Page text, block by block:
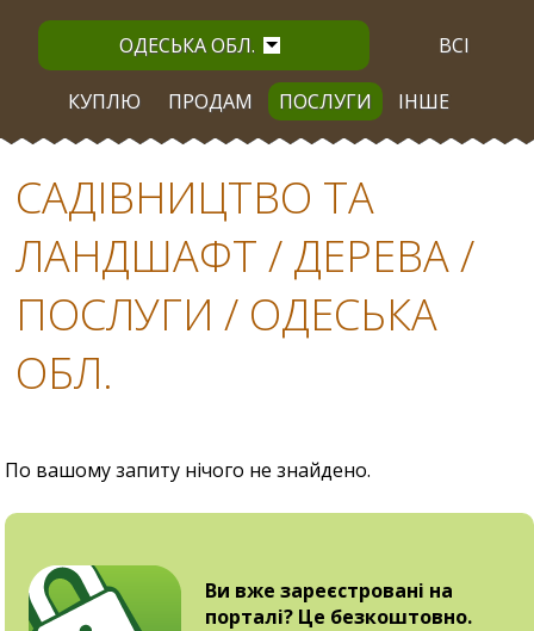
ОДЕСЬКА ОБЛ. ВСІ
КУПЛЮ ПРОДАМ ПОСЛУГИ ІНШЕ
САДІВНИЦТВО ТА
ЛАНДШАФТ / ДЕРЕВА /
ПОСЛУГИ / ОДЕСЬКА
ОБЛ.
По вашому запиту нічого не знайдено.
Ви вже зареєстровані на
порталі? Це безкоштовно.